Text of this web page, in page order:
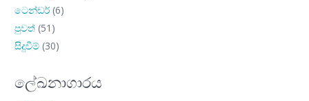
ටෙන්ඩර් (6)
පුවත් (51)
සිදුවීම් (30)
ලේඛනාගාරය